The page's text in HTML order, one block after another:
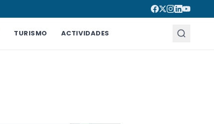
TURISMO ACTIVIDADES